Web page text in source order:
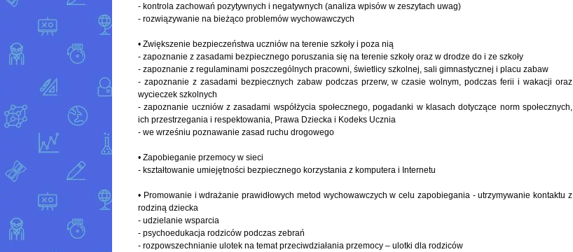
- kontrola zachowań pozytywnych i negatywnych (analiza wpisów w zeszytach uwag)
- rozwiązywanie na bieżąco problemów wychowawczych
• Zwiększenie bezpieczeństwa uczniów na terenie szkoły i poza nią
- zapoznanie z zasadami bezpiecznego poruszania się na terenie szkoły oraz w drodze do i ze szkoły
- zapoznanie z regulaminami poszczególnych pracowni, świetlicy szkolnej, sali gimnastycznej i placu zabaw
- zapoznanie z zasadami bezpiecznych zabaw podczas przerw, w czasie wolnym, podczas ferii i wakacji oraz
wycieczek szkolnych
- zapoznanie uczniów z zasadami współżycia społecznego, pogadanki w klasach dotyczące norm społecznych,
ich przestrzegania i respektowania, Prawa Dziecka i Kodeks Ucznia
- we wrześniu poznawanie zasad ruchu drogowego
• Zapobieganie przemocy w sieci
- kształtowanie umiejętności bezpiecznego korzystania z komputera i Internetu
• Promowanie i wdrażanie prawidłowych metod wychowawczych w celu zapobiegania - utrzymywanie kontaktu z
rodziną dziecka
- udzielanie wsparcia
- psychoedukacja rodziców podczas zebrań
- rozpowszechnianie ulotek na temat przeciwdziałania przemocy – ulotki dla rodziców